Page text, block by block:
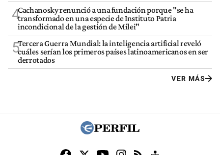
4Cachanosky renunció a una fundación porque "se ha
transformado en una especie de Instituto Patria
incondicional de la gestión de Milei"
5Tercera Guerra Mundial: la inteligencia artificial reveló
cuáles serían los primeros países latinoamericanos en ser
derrotados
VER MÁS